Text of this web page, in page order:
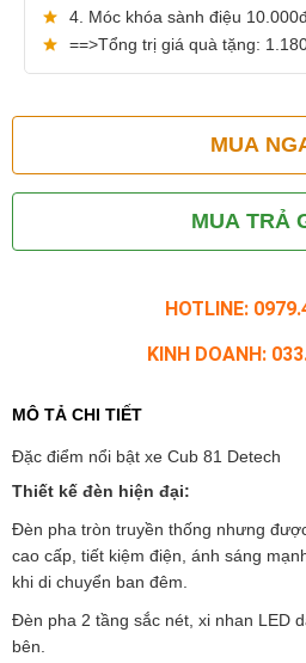
4. Móc khóa sành điệu
==>Tổng trị giá quà tặng:
MUA
MUA TRẢ
HOTLINE:
KINH DOANH:
MÔ TẢ CHI TIẾT
Đặc điểm nổi bật xe Cub 81 Detech
Thiết kế đèn hiện đại:
Đèn pha tròn truyền thống nhưng
cao cấp, tiết kiệm điện, ánh sáng
khi di chuyển ban đêm.
Đèn pha 2 tầng sắc nét, xi nhan LED
bên.